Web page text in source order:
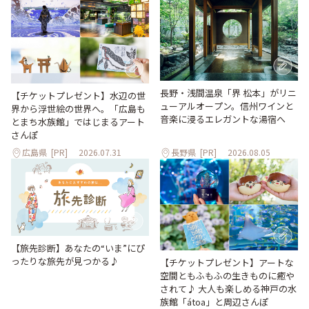
【チケットプレゼント】水辺の世
界から浮世絵の世界へ。「広島も
とまち水族館」ではじまるアート
さんぽ
広島県 [PR] 2026.07.31
長野・浅間温泉「界 松本」がリニ
ューアルオープン。信州ワインと
音楽に浸るエレガントな湯宿へ
長野県 [PR] 2026.08.05
【旅先診断】あなたの“いま”にぴ
ったりな旅先が見つかる♪
【チケットプレゼント】アートな
空間ともふもふの生きものに癒や
されて♪ 大人も楽しめる神戸の水
族館「átoa」と周辺さんぽ